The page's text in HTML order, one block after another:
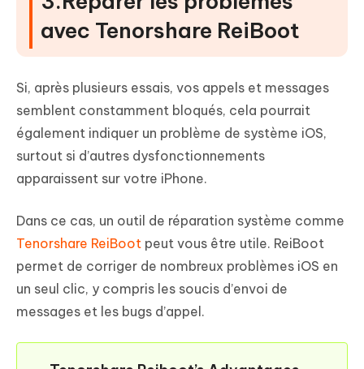
avec Tenorshare ReiBoot
Si, après plusieurs essais, vos appels et messages
semblent constamment bloqués, cela pourrait
également indiquer un problème de système iOS,
surtout si d’autres dysfonctionnements
apparaissent sur votre iPhone.
Dans ce cas, un outil de réparation système comme
Tenorshare ReiBoot peut vous être utile. ReiBoot
permet de corriger de nombreux problèmes iOS en
un seul clic, y compris les soucis d’envoi de
messages et les bugs d’appel.